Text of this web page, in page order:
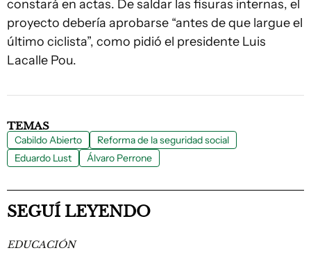
constará en actas. De saldar las fisuras internas, el
proyecto debería aprobarse “antes de que largue el
último ciclista”, como pidió el presidente Luis
Lacalle Pou.
TEMAS
Cabildo Abierto
Reforma de la seguridad social
Eduardo Lust
Álvaro Perrone
SEGUÍ LEYENDO
EDUCACIÓN